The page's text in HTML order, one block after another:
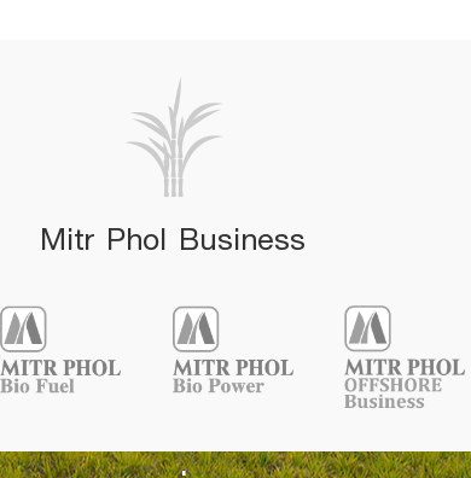
Mitr Phol Business